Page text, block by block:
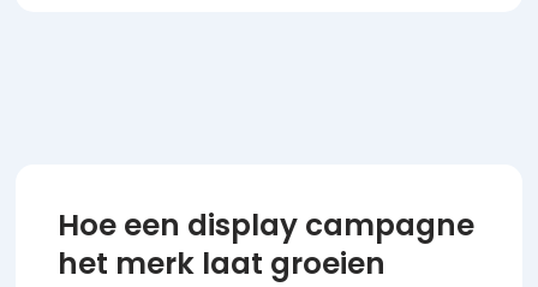
Hoe een display campagne
het merk laat groeien